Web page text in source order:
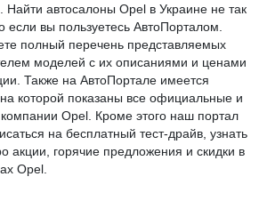
Найти автосалоны Opel в Украине не так
вы пользуетесь АвтоПорталом.
полный перечень представляемых
моделей с их описаниями и ценами
Также на АвтоПортале имеется
на которой показаны все официальные и
Opel. Кроме этого наш портал
на бесплатный тест-драйв, узнать
акции, горячие предложения и скидки в
Opel.